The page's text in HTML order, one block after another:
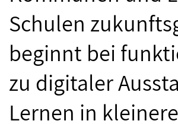
Schulen
beginnt bei
zu digitaler
Lernen in